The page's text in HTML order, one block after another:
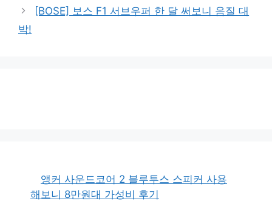
[BOSE] 보스 F1 서브우퍼 한 달 써보니 음질 대
박!
앵커 사운드코어 2 블루투스 스피커 사용
해보니 8만원대 가성비 후기